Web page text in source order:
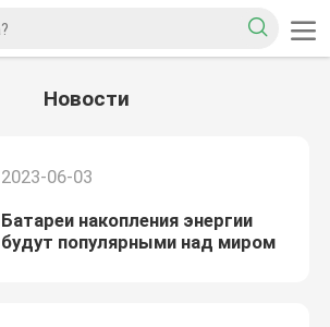
Новости
2023-06-03
Батареи накопления энергии
будут популярными над миром